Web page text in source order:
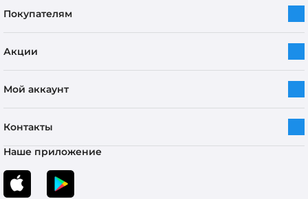
Покупателям
Акции
Мой аккаунт
Контакты
Наше приложение